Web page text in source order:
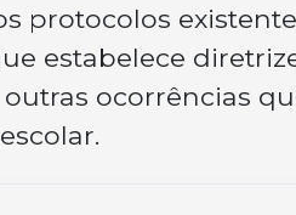
protocolos
estabelece
ocorrências